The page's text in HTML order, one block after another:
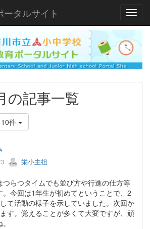
タルサイト
の記事一覧
10件
栄小主担
らつタイムでも並び方や行進の仕方等
。今回は1年生が初めてということで、2
て活動の様子を示していました。次回か
す。覚えることが多くて大変ですが、頑